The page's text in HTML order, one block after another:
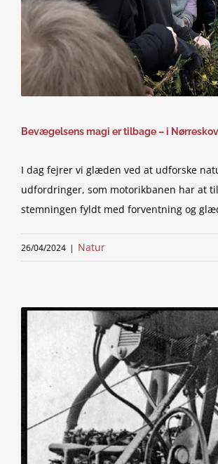
Bevægelsens magi er tilbage – i
I dag fejrer vi glæden ved at udforske
udfordringer, som motorikbanen har at
stemningen fyldt med forventning og
26/04/2024 | Natur